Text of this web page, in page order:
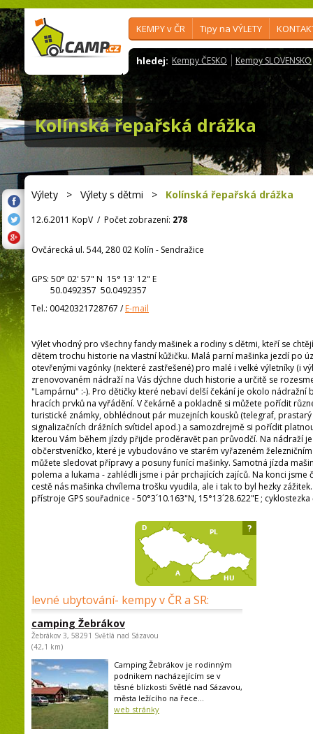
KEMPY v ČR Tipy na VÝLETY
hledej: Kempy ČESKO Kempy SLOVENSKO
Kolínská řepařská drážka
Výlety > Výlety s dětmi > Kolínská řepařská drážka
12.6.2011 KopV / Počet zobrazení: 278
Ovčárecká ul. 544, 280 02 Kolín - Sendražice
GPS: 50° 02' 57" N 15° 13' 12" E
50.0492357 50.0492357
Tel.: 00420321728767 /E-mail
Výlet vhodný pro všechny fandy mašinek a rodiny s dětmi, kteří se
dětem trochu historie na vlastní kůžičku. Malá parní mašinka jezdí po
otevřenými vagónky (nekteré zastřešené) pro malé i velké výletníky (i
zrenovovaném nádraží na Vás dýchne duch historie a určitě se
"Lampárnu" :-). Pro dětičky které nebaví delší čekání je okolo
hracích prvků na vyřádění. V čekárně a pokladně si můžete pořídit
turistické známky, obhlédnout pár muzejních kousků (telegraf,
signalizačních drážních svítidel apod.) a samozdrejmě si pořídit
kterou Vám během jízdy přijde proděravět pan průvodčí. Na nádraží
občerstveníčko, které je vybudováno ve starém vyřazeném
můžete sledovat přípravy a posuny funící mašinky. Samotná jízda
polema a lukama - zahlédli jsme i pár prchajících zajíců. Na konci
cestě nás mašinka chvílema trošku vyudila, ale i tak to byl hezky
přístroje GPS souřadnice - 50°3´10.163"N, 15°13´28.622"E ; cyklostezka
levné ubytování- kempy v ČR a SR:
camping Žebrákov
Žebrákov 3, 58291 Světlá nad Sázavou
(42,1 km)
Camping Žebrákov je rodinným
podnikem nacházejícím se v
těsné blízkosti Světlé nad Sázavou,
města ležícího na řece...
web stránky
?